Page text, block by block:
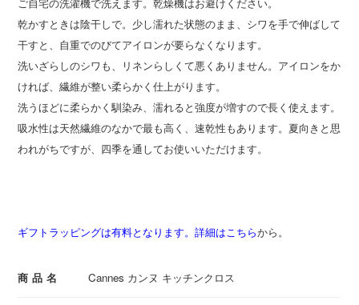
乾かすときは陰干しで。少し濡れた状態のまま、シワを手で伸ばして
干すと、自重でのびてアイロンが要らなくなります。
洗いざらしのシワも、リネンらしくて悪くありません。アイロンをか
ければ、繊維が整い柔らかく仕上がります。
洗うほどに柔らかく馴染み、濡れると強度が増すので長く使えます。
吸水性は天然繊維のなかで最も高く、速乾性もあります。夏向きと思
われがちですが、四季を通してお使いいただけます。
ギフトラッピングは有料となります。詳細はこちらから。
商品名 Cannes カンヌ キッチンクロス